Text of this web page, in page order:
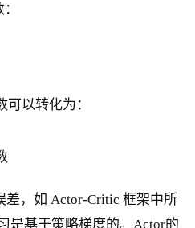
可以转化为：
差，如 Actor-Critic 框架中所
是基于策略梯度的。Actor的